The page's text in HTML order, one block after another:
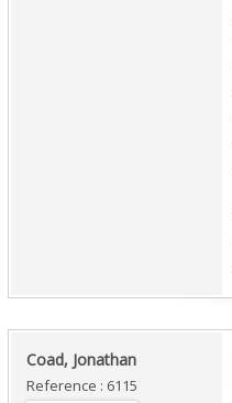
‎Coad, Jonathan‎
Reference : 6115